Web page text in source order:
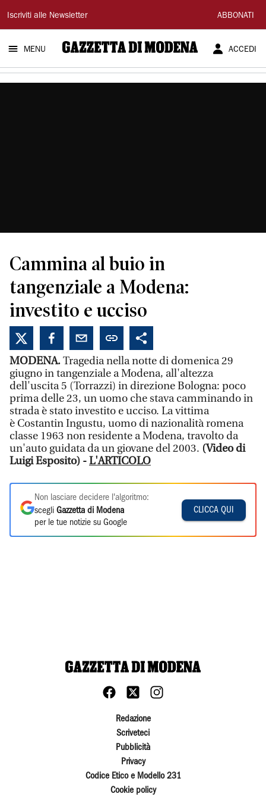
Gazzetta
di
Modena
Iscriviti alle Newsletter ABBONATI
MENU ACCEDI
Cammina al buio in
tangenziale a Modena:
investito e ucciso
MODENA.Tragedia nella notte di domenica 29
giugno in tangenziale a Modena, all'altezza
dell'uscita 5 (Torrazzi) in direzione Bologna: poco
prima delle 23, un uomo che stava camminando in
strada è stato investito e ucciso. La vittima
è Costantin Ingustu, uomo di nazionalità romena
classe 1963 non residente a Modena, travolto da
un'auto guidata da un giovane del 2003. (Video di
Luigi Esposito) -L'ARTICOLO
Non lasciare decidere l'algoritmo:
scegli Gazzetta di Modena
per le tue notizie su Google
CLICCA QUI
Redazione
Scriveteci
Pubblicità
Privacy
Codice Etico e Modello 231
Cookie policy